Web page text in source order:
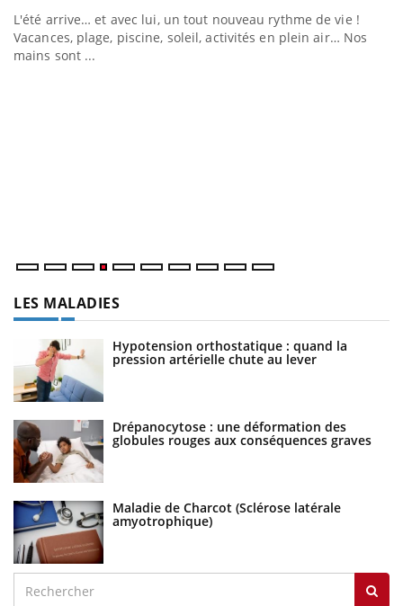
L'été arrive… et avec lui, un tout nouveau rythme de vie !
Vacances, plage, piscine, soleil, activités en plein air… Nos
mains sont ...
LES MALADIES
Hypotension orthostatique : quand la
pression artérielle chute au lever
Drépanocytose : une déformation des
globules rouges aux conséquences graves
Maladie de Charcot (Sclérose latérale
amyotrophique)